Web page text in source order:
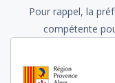
Pour rappel, la
compétente